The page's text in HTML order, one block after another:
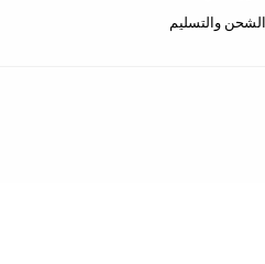
الشحن والتسليم